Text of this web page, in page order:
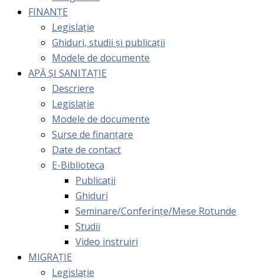
FINANȚE
Legislație
Ghiduri, studii și publicații
Modele de documente
APĂ ȘI SANITAȚIE
Descriere
Legislație
Modele de documente
Surse de finanțare
Date de contact
E-Biblioteca
Publicații
Ghiduri
Seminare/Conferințe/Mese Rotunde
Studii
Video instruiri
MIGRAȚIE
Legislație